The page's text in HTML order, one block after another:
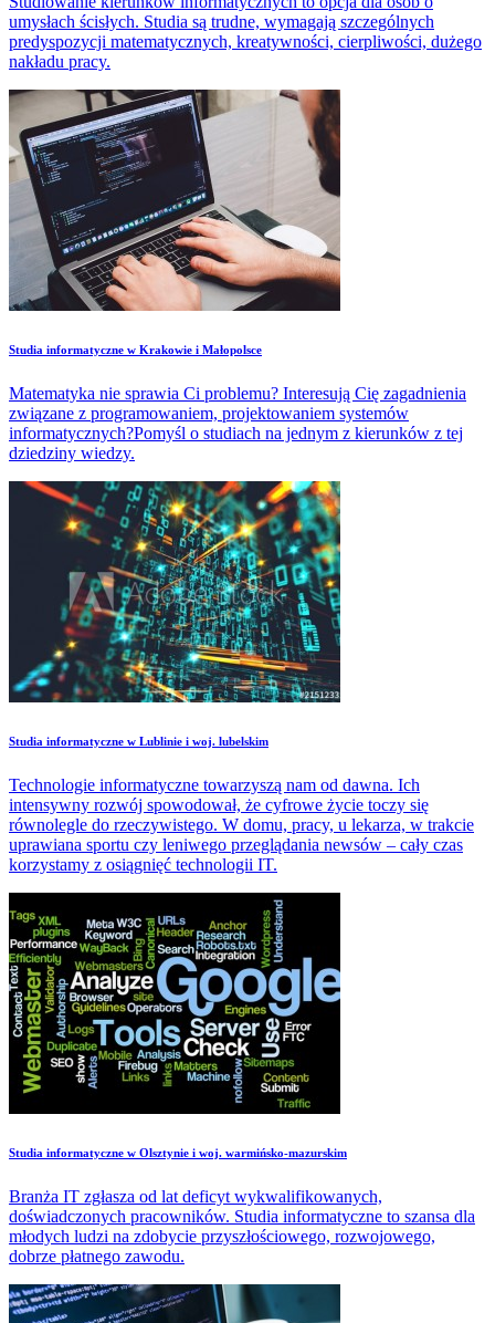
umysłach ścisłych. Studia są trudne, wymagają szczególnych
predyspozycji matematycznych, kreatywności, cierpliwości, dużego
nakładu pracy.
Studia informatyczne w Krakowie i Małopolsce
Matematyka nie sprawia Ci problemu? Interesują Cię zagadnienia
związane z programowaniem, projektowaniem systemów
informatycznych?Pomyśl o studiach na jednym z kierunków z tej
dziedziny wiedzy.
Studia informatyczne w Lublinie i woj. lubelskim
Technologie informatyczne towarzyszą nam od dawna. Ich
intensywny rozwój spowodował, że cyfrowe życie toczy się
równolegle do rzeczywistego. W domu, pracy, u lekarza, w trakcie
uprawiana sportu czy leniwego przeglądania newsów – cały czas
korzystamy z osiągnięć technologii IT.
Studia informatyczne w Olsztynie i woj. warmińsko-mazurskim
Branża IT zgłasza od lat deficyt wykwalifikowanych,
doświadczonych pracowników. Studia informatyczne to szansa dla
młodych ludzi na zdobycie przyszłościowego, rozwojowego,
dobrze płatnego zawodu.